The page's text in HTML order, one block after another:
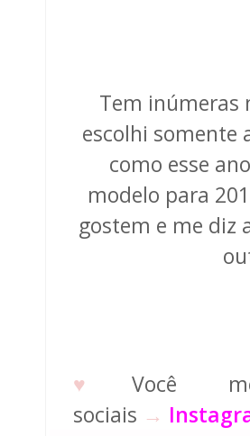
Tem inúmeras
escolhi somente
como esse
modelo para
gostem e me diz
♥Você
sociais →